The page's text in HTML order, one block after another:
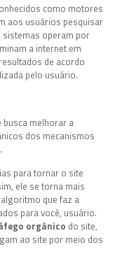
como motores
aos usuários pesquisar
sistemas operam por
a internet em
de acordo
pelo usuário.
busca melhorar a
dos mecanismos
para tornar o site
ele se torna mais
que faz a
para você, usuário.
orgânico do site,
ao site por meio dos